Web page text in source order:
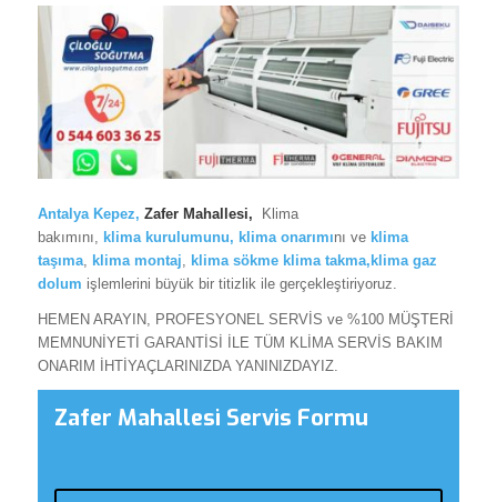
Antalya Kepez, Zafer Mahallesi,
Klima
bakımını,
klima kurulumunu, klima onarımını ve klima
taşıma, klima montaj klima sökme klima takma,klima gaz
dolum işlemlerini büyük bir titizlik ile gerçekleştiriyoruz.
HEMEN ARAYIN, PROFESYONEL SERVİS ve %100 MÜŞTERİ
MEMNUNİYETİ GARANTİSİ İLE TÜM KLİMA SERVİS BAKIM
ONARIM İHTİYAÇLARINIZDA YANINIZDAYIZ.
Zafer Mahallesi Servis Formu